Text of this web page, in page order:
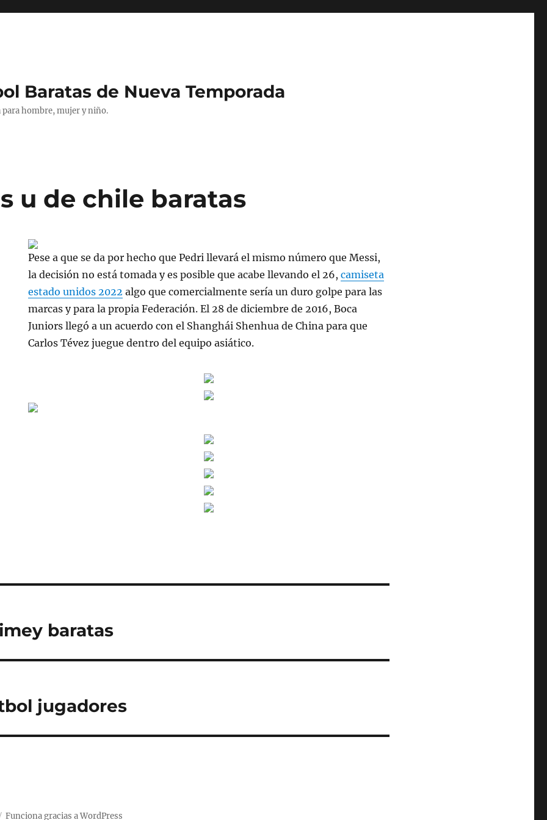
Baratas de Nueva Temporada
para hombre, mujer y niño.
u de chile baratas
Pese a que se da por hecho que Pedri llevará el mismo número que Messi,
la decisión no está tomada y es posible que acabe llevando el 26,camiseta
estado unidos 2022 algo que comercialmente sería un duro golpe para las
marcas y para la propia Federación. El 28 de diciembre de 2016, Boca
Juniors llegó a un acuerdo con el Shanghái Shenhua de China para que
Carlos Tévez juegue dentro del equipo asiático.
baratas
jugadores
Funciona gracias a WordPress